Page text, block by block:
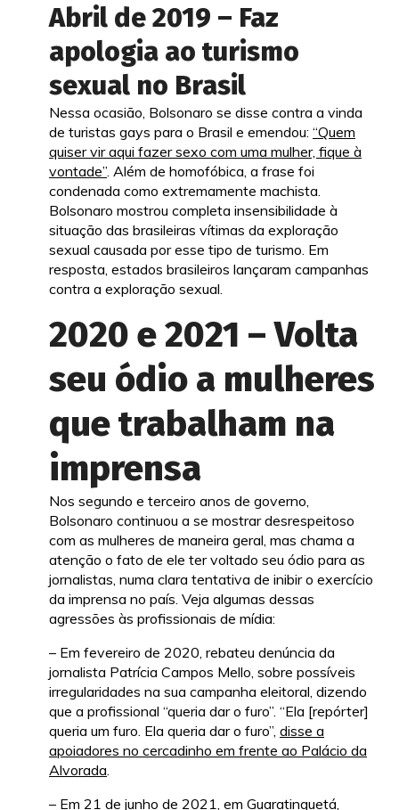
Abril de 2019 – Faz
apologia ao turismo
sexual no Brasil
Nessa ocasião, Bolsonaro se disse contra a vinda
de turistas gays para o Brasil e emendou: “Quem
quiser vir aqui fazer sexo com uma mulher, fique à
vontade” . Além de homofóbica, a frase foi
condenada como extremamente machista.
Bolsonaro mostrou completa insensibilidade à
situação das brasileiras vítimas da exploração
sexual causada por esse tipo de turismo. Em
resposta, estados brasileiros lançaram campanhas
contra a exploração sexual.
2020 e 2021 – Volta
seu ódio a mulheres
que trabalham na
imprensa
Nos segundo e terceiro anos de governo,
Bolsonaro continuou a se mostrar desrespeitoso
com as mulheres de maneira geral, mas chama a
atenção o fato de ele ter voltado seu ódio para as
jornalistas, numa clara tentativa de inibir o exercício
da imprensa no país. Veja algumas dessas
agressões às profissionais de mídia:
– Em fevereiro de 2020, rebateu denúncia da
jornalista Patrícia Campos Mello, sobre possíveis
irregularidades na sua campanha eleitoral, dizendo
que a profissional “queria dar o furo”. “Ela [repórter]
queria um furo. Ela queria dar o furo”, disse a
apoiadores no cercadinho em frente ao Palácio da
Alvorada
– Em 21 de junho de 2021, em Guaratinguetá,